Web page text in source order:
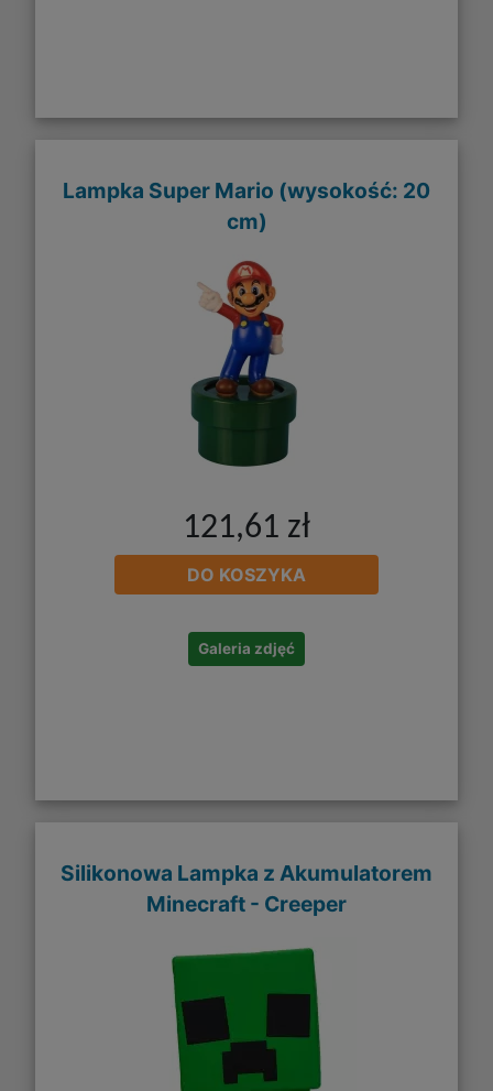
Lampka Super Mario (wysokość: 20
cm)
121,61 zł
DO KOSZYKA
Galeria zdjęć
Silikonowa Lampka z Akumulatorem
Minecraft - Creeper